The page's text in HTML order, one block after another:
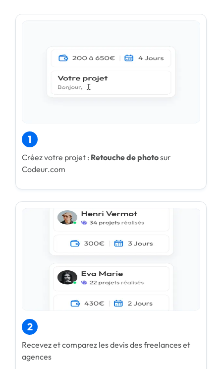
1
Créez votre projet : Retouche de photosur
Codeur.com
2
Recevez et comparez les devis des freelances et
agences